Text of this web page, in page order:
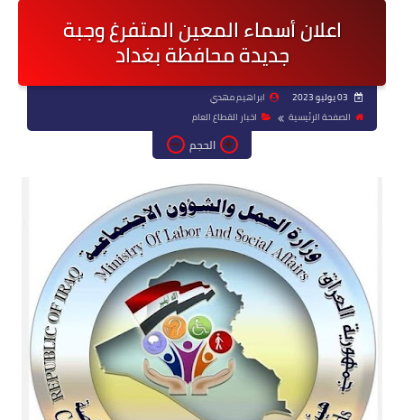
اعلان أسماء المعين المتفرغ وجبة
جديدة محافظة بغداد
ابراهيم مهدي
الصفحة الرئيسية
اخبار القطاع العام
الحجم